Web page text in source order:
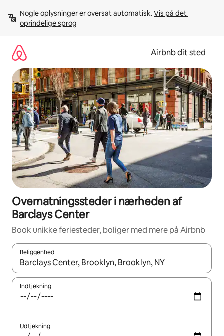
videre
Nogle oplysninger er oversat automatisk. Vis på det
oprindelige sprog
Airbnb dit sted
Overnatningssteder i nærheden af
Barclays Center
Book unikke feriesteder, boliger med mere på Airbnb
Beliggenhed
Når resultaterne er tilgængelige, skal du navigere med
Indtjekning
Udtjekning